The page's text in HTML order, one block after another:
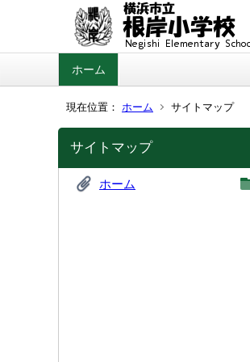
ホーム
現在位置： ホーム サイトマップ
サイトマップ
ホーム